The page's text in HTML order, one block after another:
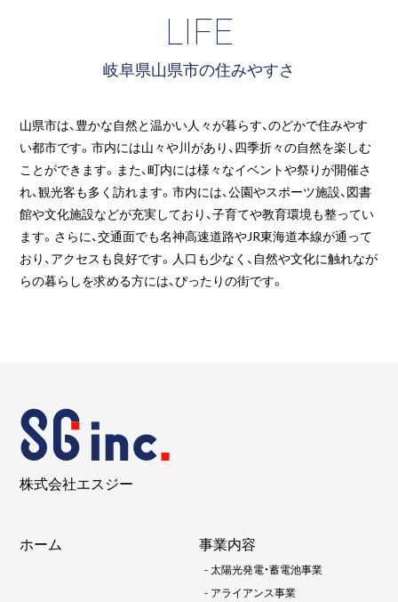
LIFE
岐阜県山県市の住みやすさ
山県市は、豊かな自然と温かい人々が暮らす、のどかで住みやす
い都市です。市内には山々や川があり、四季折々の自然を楽しむ
ことができます。また、町内には様々なイベントや祭りが開催さ
れ、観光客も多く訪れます。市内には、公園やスポーツ施設、図書
館や文化施設などが充実しており、子育てや教育環境も整ってい
ます。さらに、交通面でも名神高速道路やJR東海道本線が通って
おり、アクセスも良好です。人口も少なく、自然や文化に触れなが
らの暮らしを求める方には、ぴったりの街です。
株式会社エスジー
ホーム 事業内容
-太陽光発電・蓄電池事業
- アライアンス事業